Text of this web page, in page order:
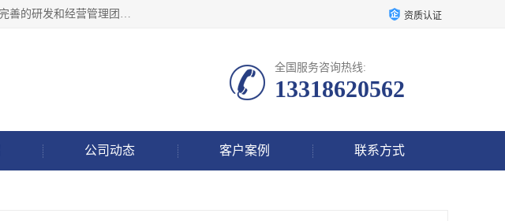
清远市鑫叶新型装饰材料有限公司批量供应：集成墙板等产品，清远市鑫叶新型装饰材料有限公司拥有完善的研发和经营管理团队，取得有70多项证书。不断让研发科技成果惠及全人类，用新材料保护自然资源，让人类生活居住健康与自然发展相和谐。全国统一热线电话：*。 资质认证
全国服务咨询热线:
13318620562
公司动态 客户案例 联系方式